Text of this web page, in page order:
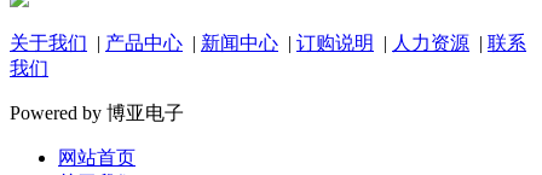
关于我们 | 产品中心 | 新闻中心 | 订购说明 | 人力资源 | 联系
我们
Powered by 博亚电子
网站首页